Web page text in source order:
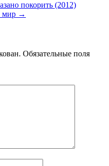
покорить (2012)
мир →
Обязательные поля